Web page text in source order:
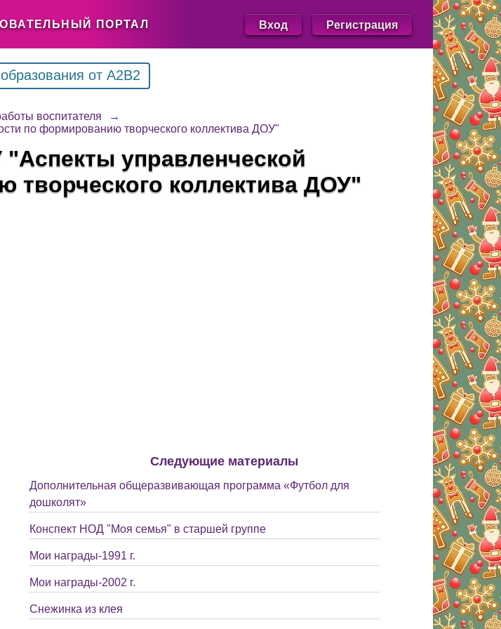
ПОРТАЛ Вход Регистрация
от A2B2
воспитателя
→
по формированию творческого коллектива ДОУ"
управленческой
коллектива ДОУ"
Следующие материалы
Дополнительная общеразвивающая программа «Футбол для
дошколят»
Конспект НОД "Моя семья" в старшей группе
Мои награды-1991 г.
Мои награды-2002 г.
Снежинка из клея